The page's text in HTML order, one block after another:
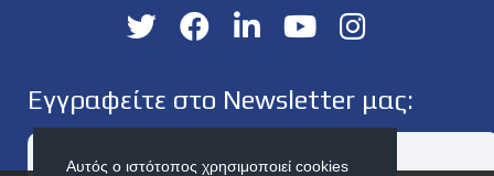
Εγγραφείτε στο Newsletter μας:
Αυτός ο ιστότοπος χρησιμοποιεί cookies